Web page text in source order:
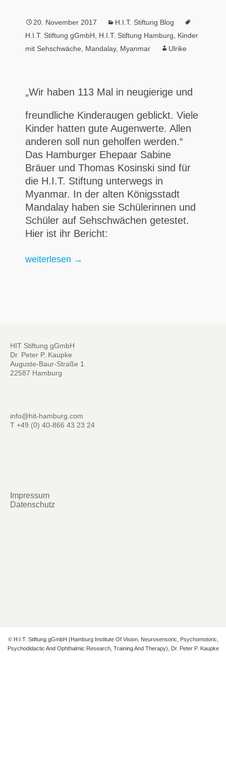
20. November 2017
H.I.T. Stiftung Blog
H.I.T. Stiftung gGmbH
H.I.T. Stiftung Hamburg
Kinder
mit Sehschwäche
Mandalay, Myanmar Ulrike
„Wir haben 113 Mal in neugierige und
freundliche Kinderaugen geblickt. Viele
Kinder hatten gute Augenwerte. Allen
anderen soll nun geholfen werden.“
Das Hamburger Ehepaar Sabine
Bräuer und Thomas Kosinski sind für
die H.I.T. Stiftung unterwegs in
Myanmar. In der alten Königsstadt
Mandalay haben sie Schülerinnen und
Schüler auf Sehschwächen getestet.
Hier ist ihr Bericht:
Projekt „Kinderbrillen Myanmar” erfolgreich
weiterlesen →
HIT Stiftung gGmbH
Dr. Peter P. Kaupke
Auguste-Baur-Straße 1
22587 Hamburg
info@hit-hamburg.com
T +49 (0) 40-866 43 23 24
Impressum
Datenschutz
© H.I.T. Stiftung gGmbH (Hamburg Institute Of Vision, Neurosensoric, Psychomotoric,
Psychodidactic And Ophthalmic Research, Training And Therapy), Dr. Peter P. Kaupke